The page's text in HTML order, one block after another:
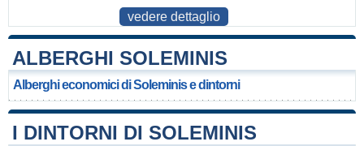
vedere dettaglio
ALBERGHI SOLEMINIS
Alberghi economici di Soleminis e dintorni
I DINTORNI DI SOLEMINIS